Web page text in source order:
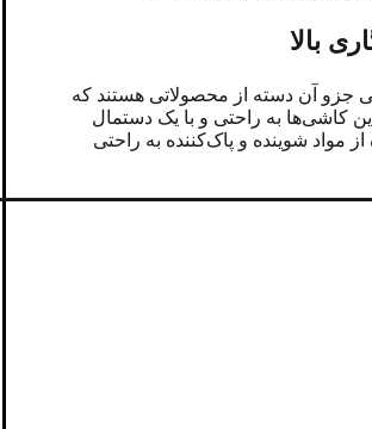
بالا
آن دسته از محصولاتی هستند که
این کاشی‌ها به راحتی و با یک دستمال
مواد شوینده و پاک‌کننده به راحتی